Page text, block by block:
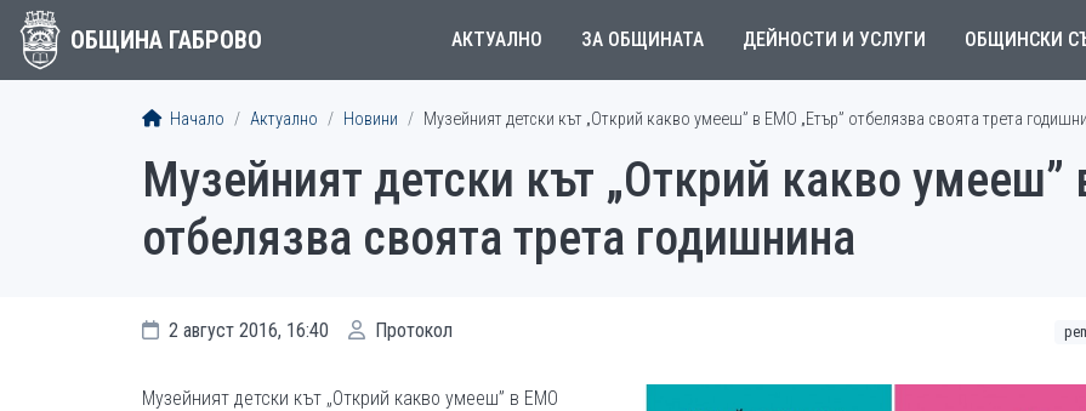
ОБЩИНА ГАБРОВО АКТУАЛНО ЗА ОБЩИНАТА ДЕЙНОСТИ И УСЛУГИ ОБЩИНСКИ
Начало Актуално Новини Музейният детски кът „Открий какво умееш” в ЕМО „Етър” отбелязва своята трета
Музейният детски кът „Открий какво умееш”
отбелязва своята трета годишнина
2 август 2016, 16:40 Протокол
Музейният детски кът „Открий какво умееш” в ЕМО